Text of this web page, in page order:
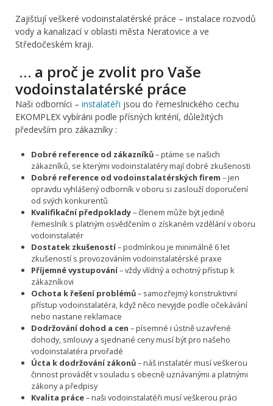
Zajišťují veškeré vodoinstalatérské práce – instalace rozvodů
vody a kanalizací v oblasti města Neratovice a ve
Středočeském kraji.
… a proč je zvolit pro Vaše
vodoinstalatérské práce
Naši odborníci – instalatéři jsou do řemeslnického cechu
EKOMPLEX vybíráni podle přísných kritérií, důležitých
především pro zákazníky :
Dobré reference od zákazníků– ptáme se našich
zákazníků, se kterými vodoinstalatéry mají dobré zkušenosti
Dobré reference od vodoinstalatérských firem – jen
opravdu vyhlášený odborník v oboru si zaslouží doporučení
od svých konkurentů
Kvalifikační předpoklady– členem může být jedině
řemeslník s platným osvědčením o získaném vzdělání v oboru
vodoinstalatér
Dostatek zkušeností– podmínkou je minimálně 6 let
zkušeností s provozováním vodoinstalatérské praxe
Příjemné vystupování– vždy vlídný a ochotný přístup k
zákazníkovi
Ochota k řešení problémů– samozřejmý konstruktivní
přístup vodoinstalatéra, když něco nevyjde podle očekávání
nebo nastane reklamace
Dodržování dohod a cen – písemné i ústně uzavřené
dohody, smlouvy a sjednané ceny musí být pro našeho
vodoinstalatéra prvořadé
Úcta k dodržování zákonů– náš instalatér musí veškerou
činnost provádět v souladu s obecně uznávanými a platnými
zákony a předpisy
Kvalita práce– naši vodoinstalatéři musí veškerou práci